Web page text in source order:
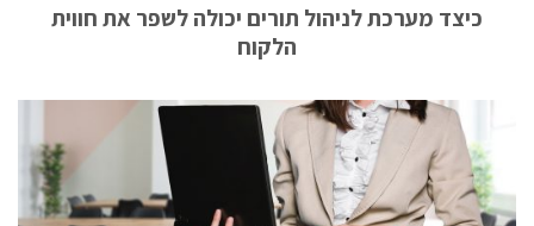
כיצד מערכת לניהול תורים יכולה לשפר את חווית
הלקוח